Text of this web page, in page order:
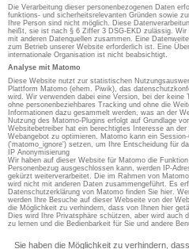
Die Verarbeitung dieser personenbezogenen Daten
funktions- und sicherheitsrelevanten Gründen sowie
Ihre Person sind nicht möglich. Diese
heißt, sie ist nach § 6 Ziffer 3 DSG-EKD zulässig.
mit anderen Datenquellen zusammen. Eine
zum Betrieb unserer Website erforderlich ist. Eine
internationale Organisation ist nicht beabsichtigt.
Analyse mit Matomo
Diese Website nutzt zur statistischen
Plattform Matomo (ehem. Piwik), das
wird. Wir verwenden dabei eine Version, bei der
ohne personenbeziehbares Tracking und ohne die
Informationen dazu gesammelt werden, was an der
Nutzung des Matomo-Plugins erfolgt auf Grundlage
Websitebetreiber hat ein berechtigtes Interesse an
Webangebot zu optimieren. Matomo kann ein
('matomo_ignore') setzen, um Ihre Entscheidung für
IP Anonymisierung
Wir haben auf dieser Website für Matomo die
Personenbezug ausgeschlossen kann, werden IP-
gekürzt weiterverarbeitet. Die im Rahmen von
wird nicht mit anderen Daten zusammengeführt. Es
Datenschutzerklärung von Matomo finden Sie hier.
werden Ihre Besuche auf dieser Webseite von der
die Möglichkeit zu verhindern, dass von Ihnen hier
Dies wird Ihre Privatsphäre schützen, aber wird auch
zu lernen und die Bedienbarkeit für Sie und andere